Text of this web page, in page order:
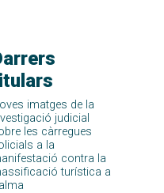
imatges de la
judicial
les càrregues
a la
contra la
turística a